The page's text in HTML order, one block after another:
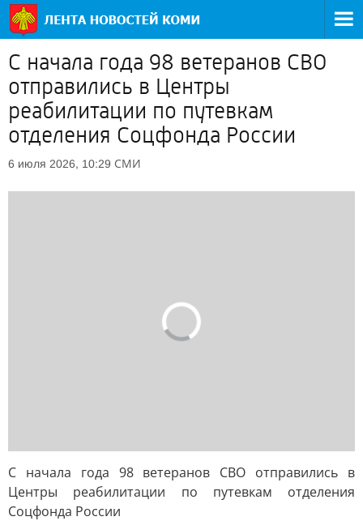
С начала года 98 ветеранов СВО
отправились в Центры
реабилитации по путевкам
отделения Соцфонда России
6 июля 2026, 10:29 СМИ
С начала года 98 ветеранов СВО отправились в
Центры реабилитации по путевкам отделения
Соцфонда России